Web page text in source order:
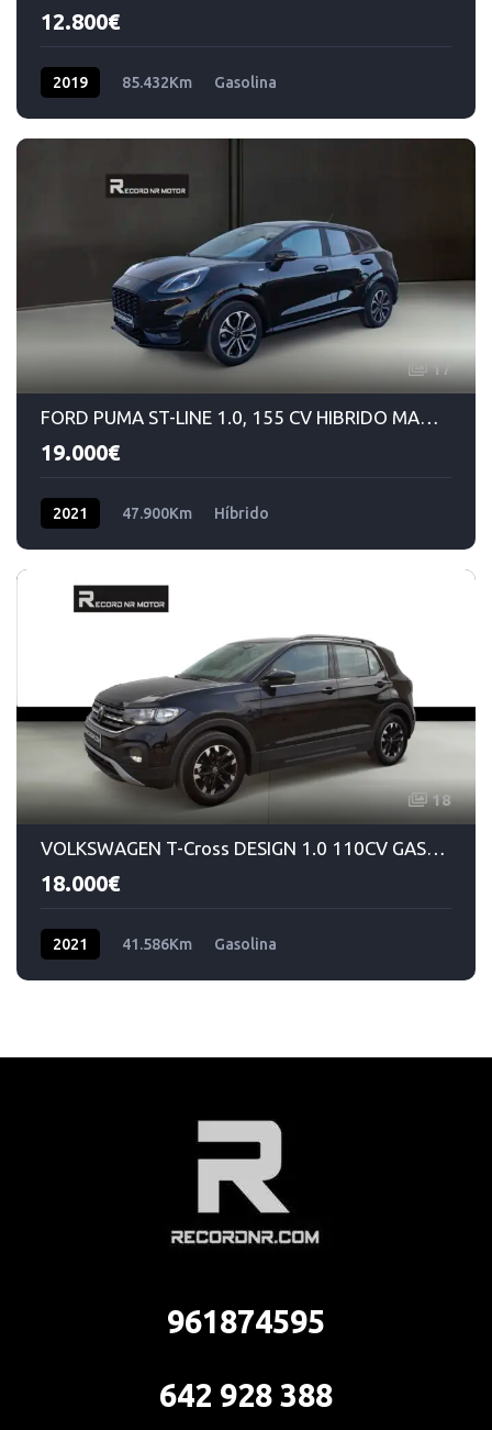
12.800€
2019 85.432Km Gasolina
17
FORD PUMA ST-LINE 1.0, 155 CV HIBRIDO MANUAL 6VEL
19.000€
2021 47.900Km Híbrido
18
VOLKSWAGEN T-Cross DESIGN 1.0 110CV GASOLINA MANUAL 6VEL
18.000€
2021 41.586Km Gasolina
961874595
642 928 388